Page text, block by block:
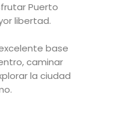
Puerto
libertad.
base
caminar
la ciudad